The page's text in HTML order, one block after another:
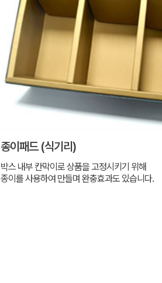
종이패드 (식기리)
박스 내부 칸막이로 상품을 고정시키기 위해
종이를 사용하여 만들며 완충효과도 있습니다.